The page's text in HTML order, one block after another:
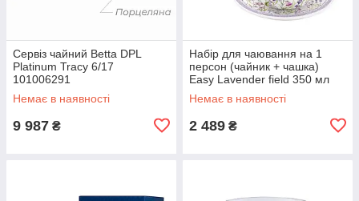
Сервіз чайний Betta DPL
Platinum Tracy 6/17
101006291
Немає в наявності
9 987 ₴
Набір для чаювання на 1
персон (чайник + чашка)
Easy Lavender field 350 мл
R0104LAVF
Немає в наявності
2 489 ₴